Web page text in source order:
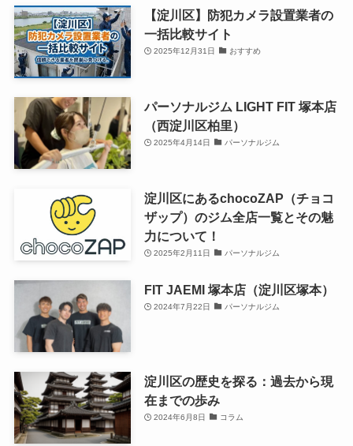
【淀川区】防犯カメラ設置業者の
一括比較サイト
2025年12月31日 おすすめ
パーソナルジム LIGHT FIT 塚本店
（西淀川区柏里）
2025年4月14日 パーソナルジム
淀川区にあるchocoZAP（チョコ
ザップ）のジム全店一覧とその魅
力について！
2025年2月11日 パーソナルジム
FIT JAEMI 塚本店（淀川区塚本）
2024年7月22日 パーソナルジム
淀川区の歴史を探る：過去から現
在までの歩み
2024年6月8日 コラム